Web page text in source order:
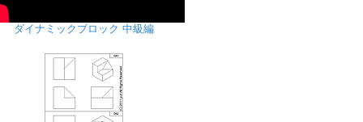
ダイナミックブロック 中級編